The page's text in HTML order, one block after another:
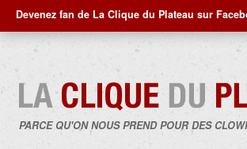
Devenez fan de La Clique du Plateau sur
PARCE QU'ON NOUS PREND POUR DES